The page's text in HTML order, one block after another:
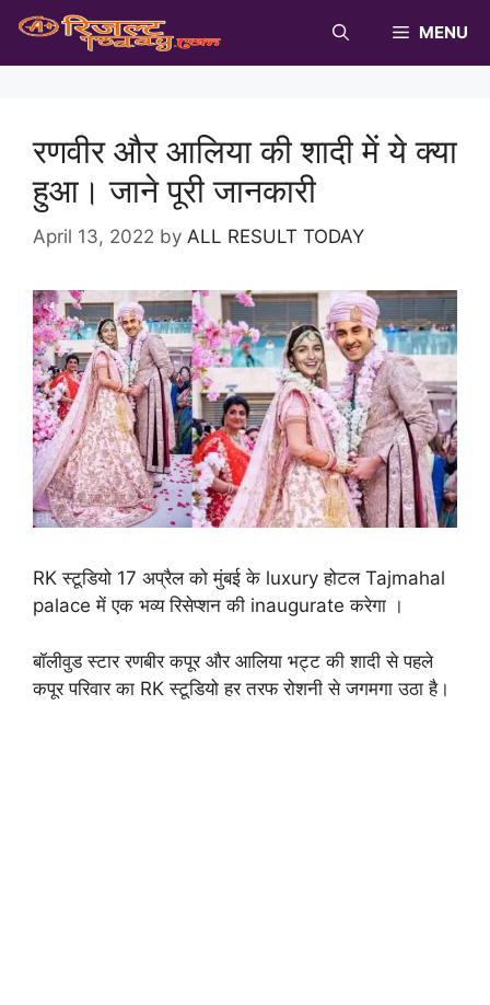
Skip
content
MENU
रणवीर और आलिया की शादी में ये क्या
हुआ। जाने पूरी जानकारी
April 13, 2022 by ALL RESULT TODAY
RK स्टूडियो 17 अप्रैल को मुंबई के luxury होटल Tajmahal
palace में एक भव्य रिसेप्शन की inaugurate करेगा ।
बॉलीवुड स्टार रणबीर कपूर और आलिया भट्ट की शादी से पहले
कपूर परिवार का RK स्टूडियो हर तरफ रोशनी से जगमगा उठा है।